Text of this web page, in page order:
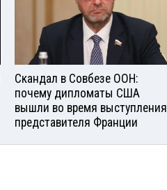
Скандал в Совбезе ООН:
почему дипломаты США
вышли во время выступления
представителя Франции